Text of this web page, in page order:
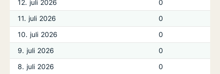
12. juli 2026
0
11. juli 2026
0
10. juli 2026
0
9. juli 2026
0
8. juli 2026
0